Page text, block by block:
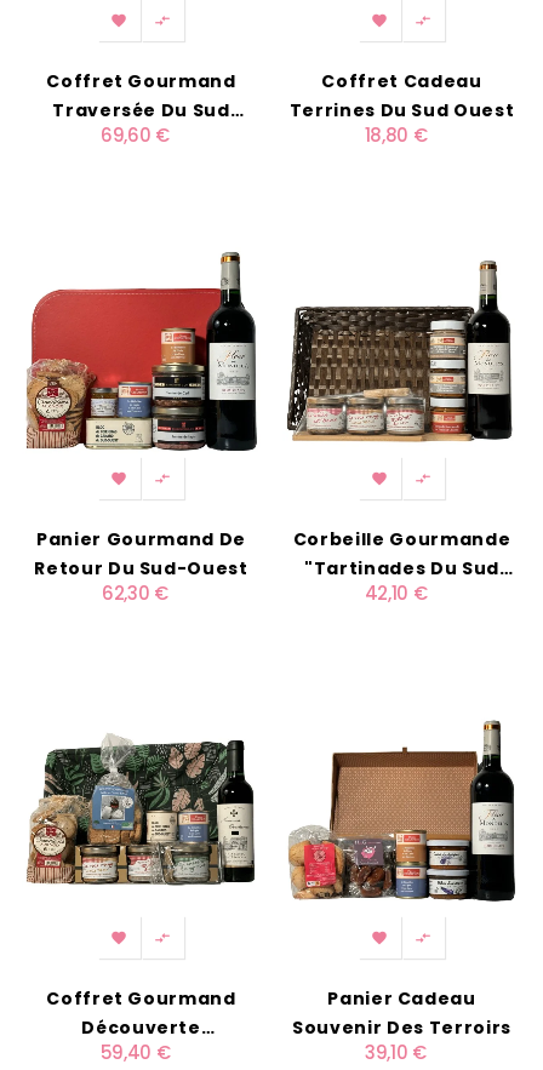
 
Coffret Gourmand
Traversée Du Sud
Ouest
69,60 €
 
Coffret Cadeau
Terrines Du Sud Ouest
18,80 €
 
Panier Gourmand De
Retour Du Sud-Ouest
62,30 €
 
Corbeille Gourmande
"Tartinades Du Sud
Ouest"
42,10 €
 
Coffret Gourmand
Découverte
Gastronomique
59,40 €
 
Panier Cadeau
Souvenir Des Terroirs
39,10 €